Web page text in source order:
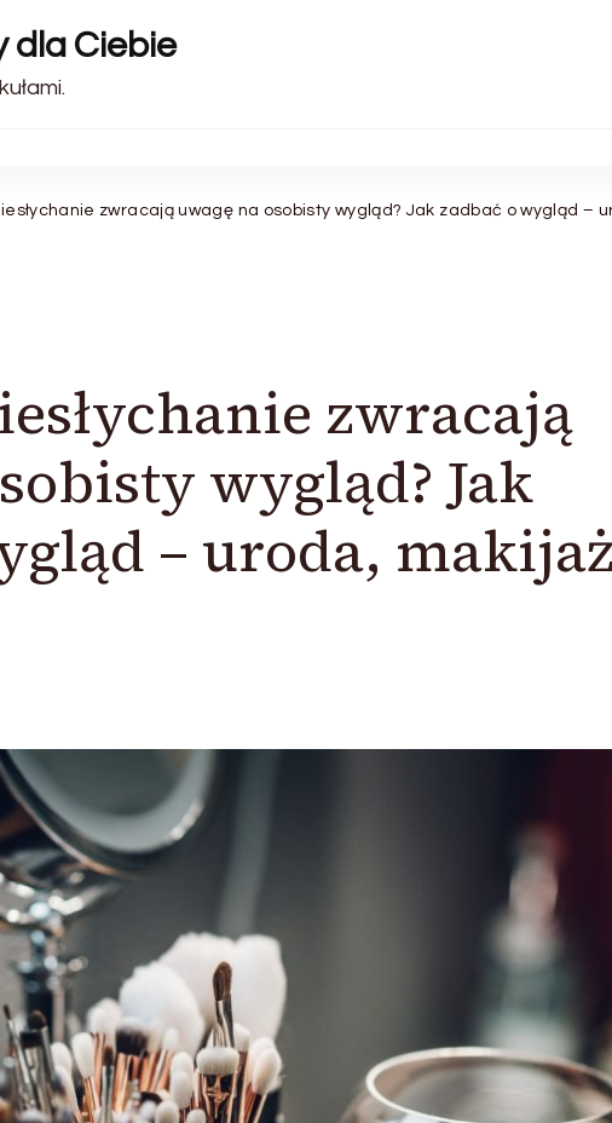
dla Ciebie
zwracają uwagę na osobisty wygląd? Jak zadbać o wygląd –
zwracają
wygląd? Jak
– uroda,